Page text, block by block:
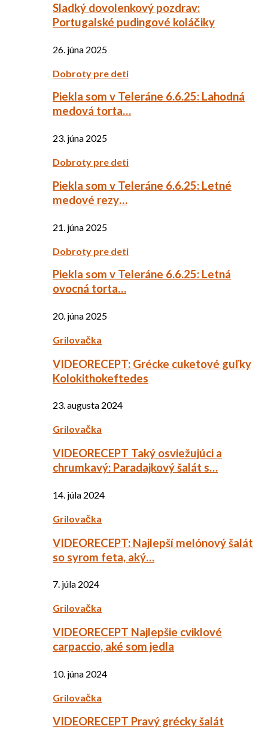
Sladký dovolenkový pozdrav:
Portugalské pudingové koláčiky
26. júna 2025
Dobroty pre deti
Piekla som v Teleráne 6.6.25: Lahodná
medová torta…
23. júna 2025
Dobroty pre deti
Piekla som v Teleráne 6.6.25: Letné
medové rezy…
21. júna 2025
Dobroty pre deti
Piekla som v Teleráne 6.6.25: Letná
ovocná torta…
20. júna 2025
Grilovačka
VIDEORECEPT: Grécke cuketové guľky
Kolokithokeftedes
23. augusta 2024
Grilovačka
VIDEORECEPT Taký osviežujúci a
chrumkavý: Paradajkový šalát s…
14. júla 2024
Grilovačka
VIDEORECEPT: Najlepší melónový šalát
so syrom feta, aký…
7. júla 2024
Grilovačka
VIDEORECEPT Najlepšie cviklové
carpaccio, aké som jedla
10. júna 2024
Grilovačka
VIDEORECEPT Pravý grécky šalát